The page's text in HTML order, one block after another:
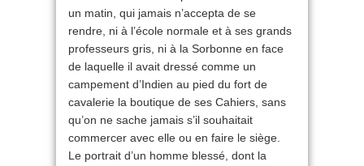
un matin, qui jamais n’accepta de se
rendre, ni à l’école normale et à ses grands
professeurs gris, ni à la Sorbonne en face
de laquelle il avait dressé comme un
campement d’Indien au pied du fort de
cavalerie la boutique de ses Cahiers, sans
qu’on ne sache jamais s’il souhaitait
commercer avec elle ou en faire le siège.
Le portrait d’un homme blessé, dont la